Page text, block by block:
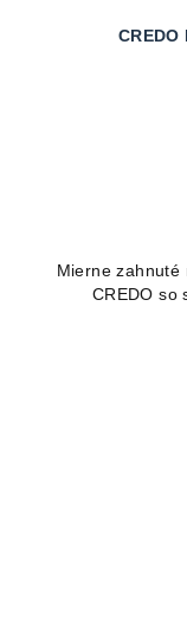
Mierne zahnuté
CREDO so